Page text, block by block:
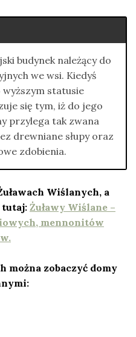
budynek należący do
we wsi. Kiedyś
wyższym statusie
się tym, iż do jego
przylega tak zwana
drewniane słupy oraz
zdobienia.
Wiślanych, a
tutaj: Żuławy Wiślane –
mennonitów
można zobaczyć domy